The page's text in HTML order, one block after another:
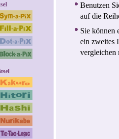
Benutzen
auf die
Sie können
ein zweites
vergleichen